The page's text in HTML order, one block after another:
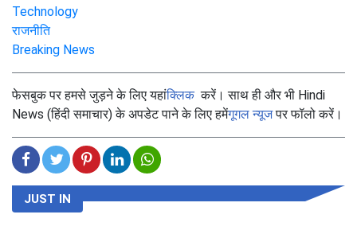
Technology
राजनीति
Breaking News
फेसबुक पर हमसे जुड़ने के लिए यहांक्लिककरें। साथ ही और भी Hindi
News (हिंदी समाचार) के अपडेट पाने के लिए हमेंगूगल न्यूजपर फॉलो करें।
JUST IN